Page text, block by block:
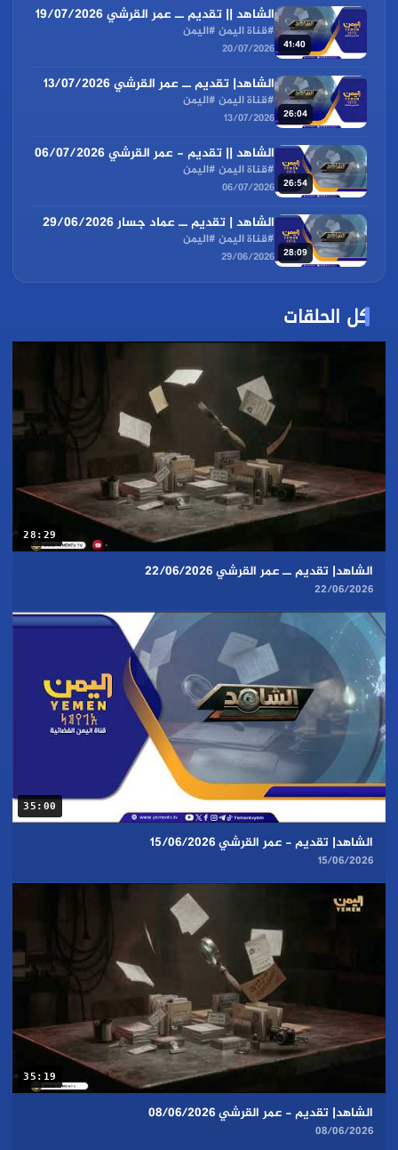
41:40
الشاهد || تقديم ــ عمر القرشي 19/07/2026
#قناة اليمن #اليمن
20/07/2026
26:04
الشاهد| تقديم ــ عمر القرشي 13/07/2026
#قناة اليمن #اليمن
13/07/2026
26:54
الشاهد || تقديم - عمر القرشي 06/07/2026
#قناة اليمن #اليمن
06/07/2026
28:09
الشاهد | تقديم ــ عماد جسار 29/06/2026
#قناة اليمن #اليمن
29/06/2026
كل الحلقات
28:29
الشاهد| تقديم ــ عمر القرشي 22/06/2026
22/06/2026
35:00
الشاهد| تقديم - عمر القرشي 15/06/2026
15/06/2026
35:19
الشاهد| تقديم - عمر القرشي 08/06/2026
08/06/2026